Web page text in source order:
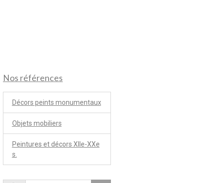
Nos références
Décors peints monumentaux
Objets mobiliers
Peintures et décors XIIe-XXe
s.